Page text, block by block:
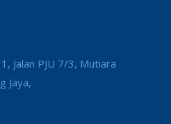
Jalan PJU 7/3, Mutiara
Jaya,